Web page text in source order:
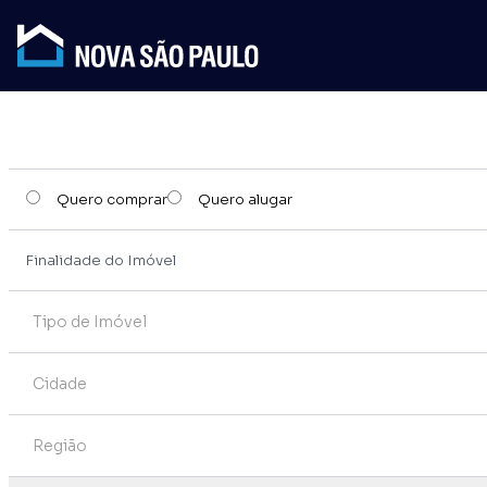
Quero comprar Quero alugar
Tipo de Imóvel
Cidade
Região